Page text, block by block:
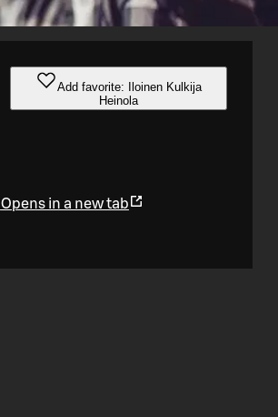
Add favorite: Iloinen Kulkija
Heinola
Opens in a new tab